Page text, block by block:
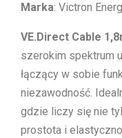
Marka: Victron
VE.Direct Cable
szerokim spektrum
łączący w sobie
niezawodność.
gdzie liczy się nie
prostota i